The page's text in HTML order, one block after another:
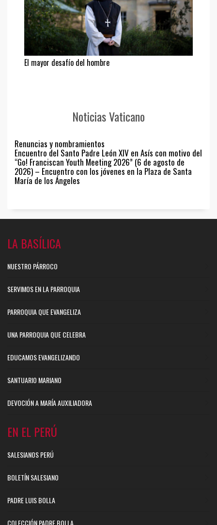
El mayor desafío del hombre
Noticias Vaticano
Renuncias y nombramientos
Encuentro del Santo Padre León XIV en Asís con motivo del
“Go! Franciscan Youth Meeting 2026” (6 de agosto de
2026) – Encuentro con los jóvenes en la Plaza de Santa
María de los Ángeles
LA BASÍLICA
NUESTRO PÁRROCO
SERVIMOS EN LA PARROQUIA
PARROQUIA QUE EVANGELIZA
UNA PARROQUIA QUE CELEBRA
EDUCAMOS EVANGELIZANDO
SANTUARIO MARIANO
DEVOCIÓN A MARÍA AUXILIADORA
EN EL PERÚ
SALESIANOS PERÚ
BOLETÍN SALESIANO
PADRE LUIS BOLLA
COLECCIÓN PADRE BOLLA